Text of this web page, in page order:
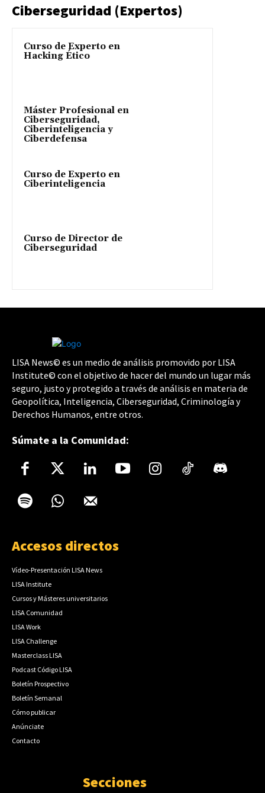
Ciberseguridad (Expertos)
Curso de Experto en
Hacking Ético
Máster Profesional en
Ciberseguridad,
Ciberinteligencia y
Ciberdefensa
Curso de Experto en
Ciberinteligencia
Curso de Director de
Ciberseguridad
LISA News© es un medio de análisis promovido por LISA
Institute© con el objetivo de hacer del mundo un lugar más
seguro, justo y protegido a través de análisis en materia de
Geopolítica, Inteligencia, Ciberseguridad, Criminología y
Derechos Humanos, entre otros.
Súmate a la Comunidad:
Accesos directos
Vídeo-Presentación LISA News
LISA Institute
Cursos y Másteres universitarios
LISA Comunidad
LISA Work
LISA Challenge
Masterclass LISA
Podcast Código LISA
Boletín Prospectivo
Boletín Semanal
Cómo publicar
Anúnciate
Contacto
Secciones